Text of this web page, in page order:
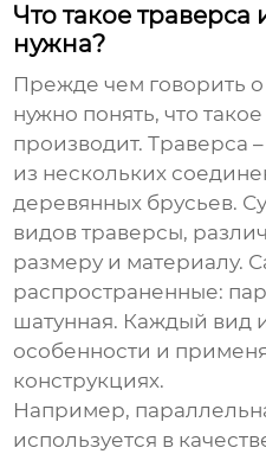
Что такое траверса
нужна?
Прежде чем говорить
нужно понять, что
производит. Траверса
из нескольких
деревянных брусьев.
видов траверсы,
размеру и материалу.
распространенные:
шатунная. Каждый вид
особенности и
конструкциях.
Например,
используется в